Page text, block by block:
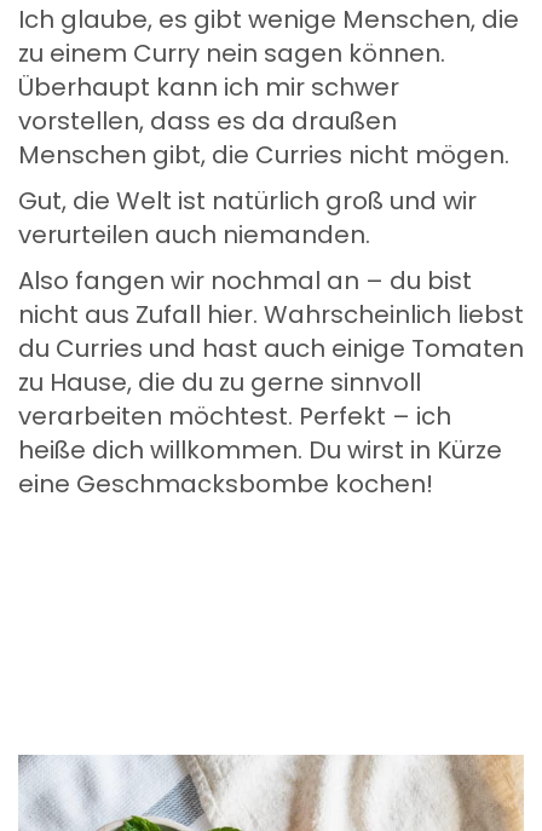
Ich glaube, es gibt wenige Menschen, die
zu einem Curry nein sagen können.
Überhaupt kann ich mir schwer
vorstellen, dass es da draußen
Menschen gibt, die Curries nicht mögen.
Gut, die Welt ist natürlich groß und wir
verurteilen auch niemanden.
Also fangen wir nochmal an – du bist
nicht aus Zufall hier. Wahrscheinlich liebst
du Curries und hast auch einige Tomaten
zu Hause, die du zu gerne sinnvoll
verarbeiten möchtest. Perfekt – ich
heiße dich willkommen. Du wirst in Kürze
eine Geschmacksbombe kochen!